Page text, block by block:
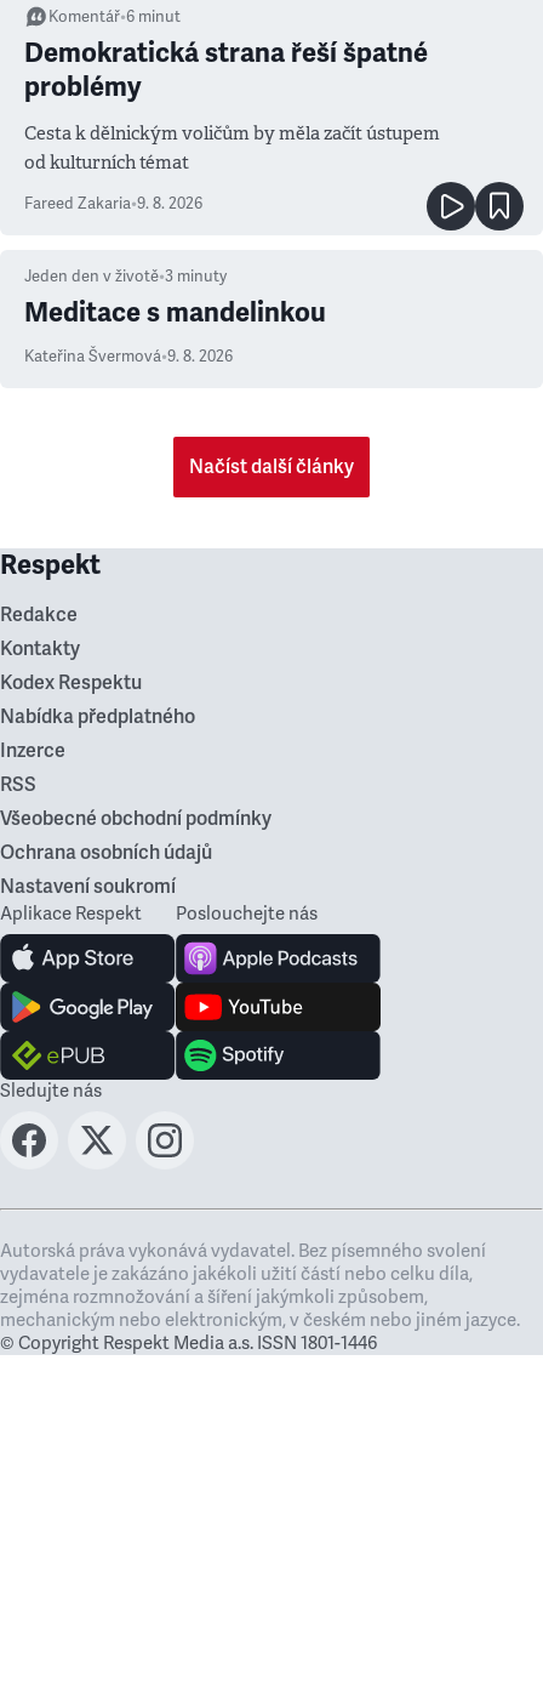
Komentář•6 minut
Demokratická strana řeší špatné
problémy
Cesta k dělnickým voličům by měla začít ústupem
od kulturních témat
Fareed Zakaria•9. 8. 2026
Jeden den v životě•3 minuty
Meditace s mandelinkou
Kateřina Švermová•9. 8. 2026
Načíst další články
Respekt
Redakce
Kontakty
Kodex Respektu
Nabídka předplatného
Inzerce
RSS
Všeobecné obchodní podmínky
Ochrana osobních údajů
Nastavení soukromí
Aplikace Respekt Poslouchejte nás
Sledujte nás
Autorská práva vykonává vydavatel. Bez písemného svolení
vydavatele je zakázáno jakékoli užití částí nebo celku díla,
zejména rozmnožování a šíření jakýmkoli způsobem,
mechanickým nebo elektronickým, v českém nebo jiném jazyce.
© Copyright Respekt Media a.s. ISSN 1801-1446